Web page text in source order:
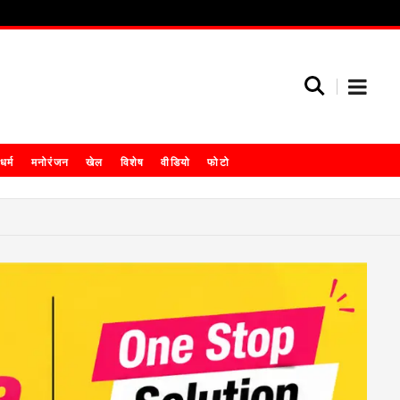
धर्म मनोरंजन खेल विशेष वीडियो फोटो